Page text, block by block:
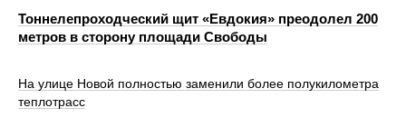
Тоннелепроходческий щит «Евдокия» преодолел 200
метров в сторону площади Свободы
На улице Новой полностью заменили более полукилометра
теплотрасс